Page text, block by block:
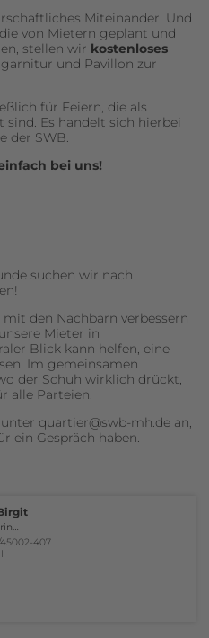
Miteinander. Und
von Mietern geplant und
stellen wir kostenloses
und Pavillon zur
für Feiern, die als
Es handelt sich hierbei
der SWB.
bei uns!
suchen wir nach
den Nachbarn verbessern
Mieter in
Blick kann helfen, eine
Im gemeinsamen
der Schuh wirklich drückt,
alle Parteien.
quartier@swb-mh.de an,
ein Gespräch haben.
407